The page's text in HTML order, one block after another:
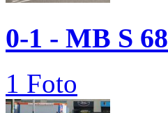
0-1 - MB S
1 Foto